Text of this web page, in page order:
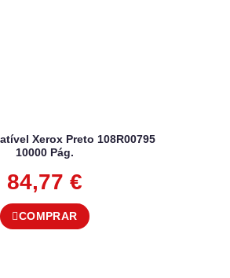
Xerox Preto 108R00795
10000 Pág.
84,77 €
COMPRAR